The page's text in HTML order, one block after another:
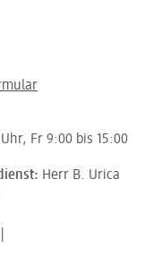
Fr 9:00 bis 15:00
Herr B. Urica